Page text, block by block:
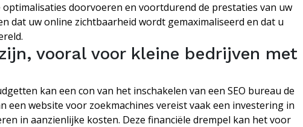
doorvoeren en voortdurend de prestaties van uw
dat uw online zichtbaarheid wordt gemaximaliseerd en dat u
vooral voor kleine bedrijven met
kan een con van het inschakelen van een SEO bureau de
een website voor zoekmachines vereist vaak een investering in
in aanzienlijke kosten. Deze financiële drempel kan het voor